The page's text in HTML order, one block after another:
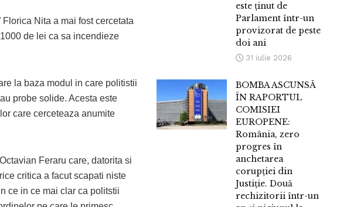
Nita a mai fost cercetata
de lei ca sa incendieze
la baza modul in care politistii
probe solide. Acesta este
care cerceteaza anumite
Feraru care, datorita si
critica a facut scapati niste
ce in ce mai clar ca politstii
este ținut de
Parlament într-un
provizorat de peste
doi ani
31 iulie 2026
BOMBA ASCUNSĂ
ÎN RAPORTUL
COMISIEI
EUROPENE:
România, zero
progres în
anchetarea
corupției din
Justiție. Două
rechizitorii într-un